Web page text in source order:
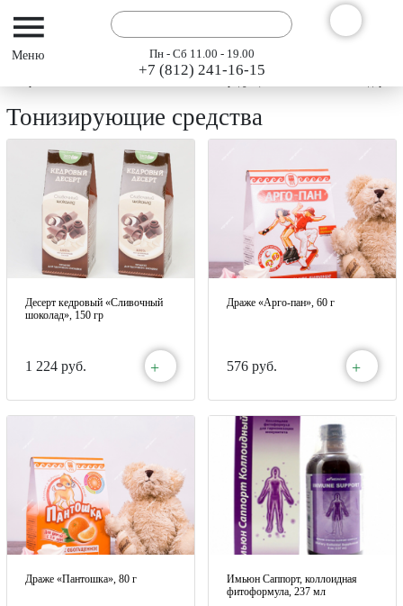
Пн - Сб 11.00 - 19.00
+7 (812) 241-16-15
Каталог продукции "АРГО" 2024
Тонизирующие средства
Десерт кедровый «Сливочный
шоколад», 150 гр
1 224 руб. +
Драже «Арго-пан», 60 г
576 руб. +
Драже «Пантошка», 80 г
Имьюн Саппорт, коллоидная
фитоформула, 237 мл